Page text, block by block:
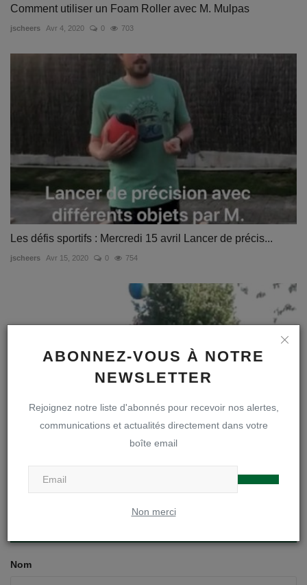
ABONNEZ-VOUS À NOTRE
NEWSLETTER
Rejoignez notre liste d'abonnés pour recevoir nos alertes,
communications et actualités directement dans votre
boîte email
Non merci
Comment utiliser un Foam Roller avec M. Mulpas
jscheers Avr 4, 2020 0 703
Les défis sportifs : Mercredi 15 avril Lancer de précis...
jscheers Avr 15, 2020 0 754
Les cours et défis de Jonglage : Mercredi 29 avril Jong...
Nom